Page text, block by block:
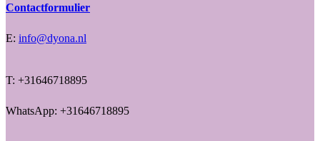
Contactformulier
E: info@dyona.nl
T: +31646718895
WhatsApp: +31646718895